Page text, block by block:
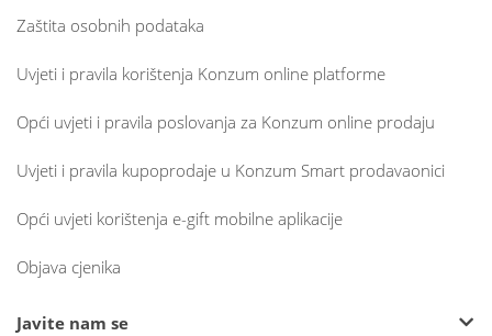
Zaštita osobnih podataka
Uvjeti i pravila korištenja Konzum online platforme
Opći uvjeti i pravila poslovanja za Konzum online prodaju
Uvjeti i pravila kupoprodaje u Konzum Smart prodavaonici
Opći uvjeti korištenja e-gift mobilne aplikacije
Objava cjenika
Javite nam se